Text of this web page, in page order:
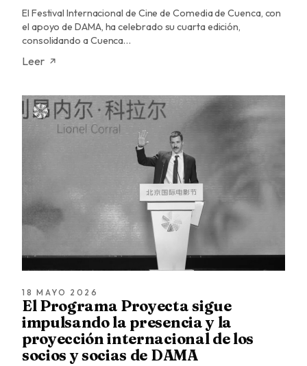
El Festival Internacional de Cine de Comedia de Cuenca, con
el apoyo de DAMA, ha celebrado su cuarta edición,
consolidando a Cuenca…
Leer
18 MAYO 2026
El Programa Proyecta sigue
impulsando la presencia y la
proyección internacional de los
socios y socias de DAMA